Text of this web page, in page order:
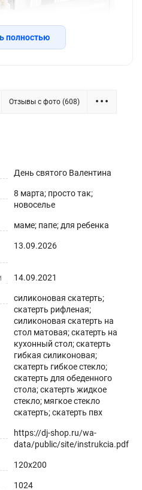
и скатертей, а
пятен жира.
и простую
или глянцевые
приборов.
полностью
Отзывы с фото (608)
День святого Валентина
8 марта; просто так;
новоселье
маме; папе; для ребенка
13.09.2026
14.09.2021
силиконовая скатерть;
скатерть рифленая;
силиконовая скатерть на
стол матовая; скатерть на
кухонный стол; скатерть
гибкая силиконовая;
скатерть гибкое стекло;
скатерть для обеденного
стола; скатерть жидкое
стекло; мягкое стекло
скатерть; скатерть пвх
https://dj-shop.ru/wa-
data/public/site/instrukcia.pdf
120x200
1024